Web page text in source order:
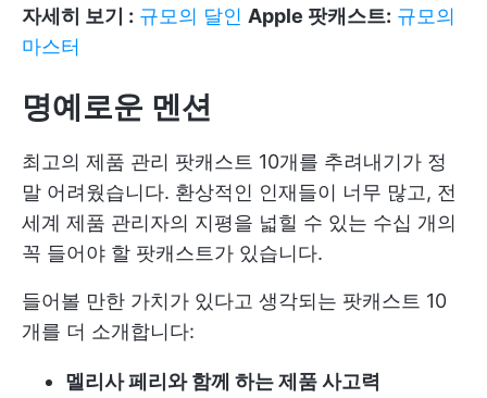
자세히 보기 : 규모의 달인 Apple 팟캐스트: 규모의
마스터
명예로운 멘션
최고의 제품 관리 팟캐스트 10개를 추려내기가 정
말 어려웠습니다. 환상적인 인재들이 너무 많고, 전
세계 제품 관리자의 지평을 넓힐 수 있는 수십 개의
꼭 들어야 할 팟캐스트가 있습니다.
들어볼 만한 가치가 있다고 생각되는 팟캐스트 10
개를 더 소개합니다:
멜리사 페리와 함께 하는 제품 사고력